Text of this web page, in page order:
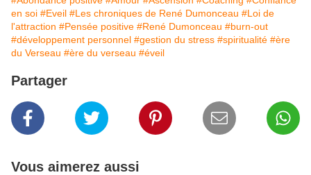
en soi #Eveil #Les chroniques de René Dumonceau #Loi de
l'attraction #Pensée positive #René Dumonceau #burn-out
#développement personnel #gestion du stress #spiritualité #ère
du Verseau #ère du verseau #éveil
Partager
Vous aimerez aussi